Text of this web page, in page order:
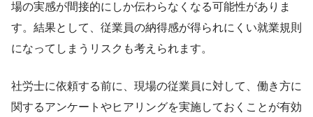
場の実感が間接的にしか伝わらなくなる可能性がありま
す。結果として、従業員の納得感が得られにくい就業規則
になってしまうリスクも考えられます。
社労士に依頼する前に、現場の従業員に対して、働き方に
関するアンケートやヒアリングを実施しておくことが有効